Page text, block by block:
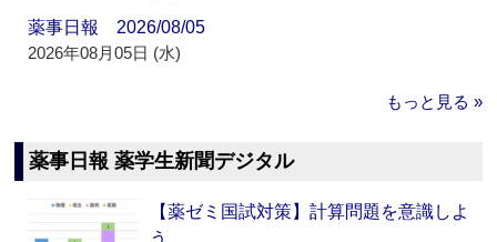
薬事日報 2026/08/05
2026年08月05日 (水)
もっと見る »
薬事日報 薬学生新聞デジタル
【薬ゼミ国試対策】計算問題を意識しよ